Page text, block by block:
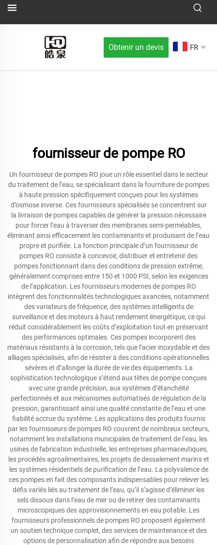
Obtenir un devis FR
fournisseur de pompe RO
Un fournisseur de pompes RO joue un rôle essentiel dans le secteur
du traitement de l’eau, se spécialisant dans la fourniture de pompes
à haute pression spécifiquement conçues pour les systèmes
d’osmose inverse. Ces fournisseurs spécialisés se concentrent sur
la livraison de pompes capables de générer la pression nécessaire
pour forcer l’eau à traverser des membranes semi-perméables,
éliminant ainsi efficacement les contaminants et produisant de l’eau
propre et purifiée. La fonction principale d’un fournisseur de
pompes RO consiste à concevoir, distribuer et entretenir des
pompes fonctionnant dans des conditions de pression extrême,
généralement comprises entre 150 et 1000 PSI, selon les exigences
de l’application. Les fournisseurs modernes de pompes RO
intègrent des fonctionnalités technologiques avancées, notamment
des variateurs de fréquence, des systèmes intelligents de
surveillance et des moteurs à haut rendement énergétique, ce qui
réduit considérablement les coûts d’exploitation tout en préservant
des performances optimales. Ces pompes incorporent des
matériaux résistants à la corrosion, tels que l’acier inoxydable et des
alliages spécialisés, afin de résister à des conditions opérationnelles
sévères et d’allonger la durée de vie des équipements. La
sophistication technologique s’étend aux têtes de pompe conçues
avec une grande précision, aux systèmes d’étanchéité
perfectionnés et aux mécanismes automatisés de régulation de la
pression, garantissant ainsi une qualité constante de l’eau et une
fiabilité accrue du système. Les applications des produits fournis
par les fournisseurs de pompes RO couvrent de nombreux secteurs,
notamment les installations municipales de traitement de l’eau, les
usines de fabrication industrielle, les entreprises pharmaceutiques,
les procédés agroalimentaires, les projets de dessalement marins et
les systèmes résidentiels de purification de l’eau. La polyvalence de
ces pompes en fait des composants indispensables pour relever les
défis variés liés au traitement de l’eau, qu’il s’agisse d’éliminer les
sels dissous dans l’eau de mer ou de retirer des contaminants
microscopiques des approvisionnements en eau potable. Les
fournisseurs professionnels de pompes RO proposent également
un soutien technique complet, des services de maintenance et des
options de personnalisation afin de répondre aux besoins